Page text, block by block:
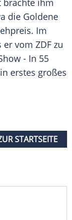
brachte ihm
die Goldene
Im
vom ZDF zu
- In 55
erstes großes
STARTSEITE